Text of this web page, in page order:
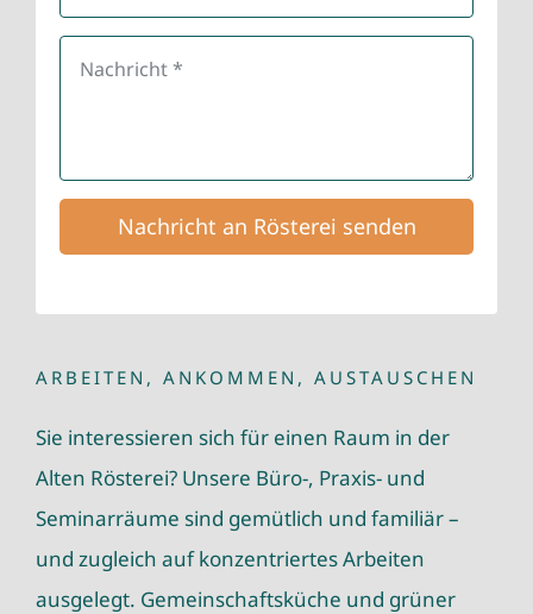
Nachricht an Rösterei senden
ARBEITEN, ANKOMMEN, AUSTAUSCHEN
Sie interessieren sich für einen Raum in der
Alten Rösterei? Unsere Büro-, Praxis- und
Seminarräume sind gemütlich und familiär –
und zugleich auf konzentriertes Arbeiten
ausgelegt. Gemeinschaftsküche und grüner